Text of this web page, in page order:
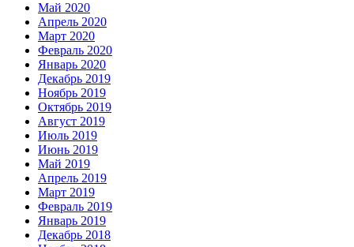
Май 2020
Апрель 2020
Март 2020
Февраль 2020
Январь 2020
Декабрь 2019
Ноябрь 2019
Октябрь 2019
Август 2019
Июль 2019
Июнь 2019
Май 2019
Апрель 2019
Март 2019
Февраль 2019
Январь 2019
Декабрь 2018